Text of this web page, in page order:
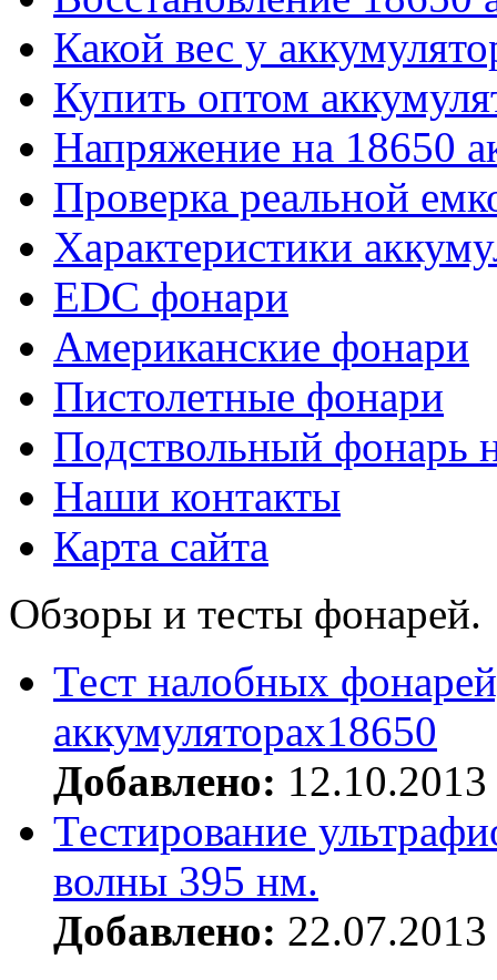
Какой вес у
Купить оптом
Напряжение на 18650
Проверка реальной
Характеристики
EDC фонари
Американские фонари
Пистолетные фонари
Подствольный фонарь
Наши контакты
Карта сайта
Обзоры и тесты фонарей.
Тест налобных
аккумуляторах18650
Добавлено: 12.10.2013
Тестирование
волны 395 нм.
Добавлено: 22.07.2013